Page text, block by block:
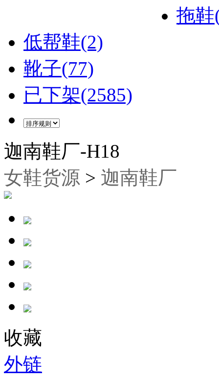
拖鞋
低帮鞋(2)
靴子(77)
已下架(2585)
迦南鞋厂-H18
女鞋货源 > 迦南鞋厂
收藏
外链